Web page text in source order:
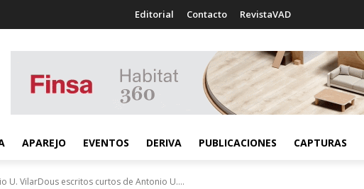
Editorial Contacto RevistaVAD
APAREJO EVENTOS DERIVA PUBLICACIONES CAPTURAS
U. VilarDous escritos curtos de Antonio U....